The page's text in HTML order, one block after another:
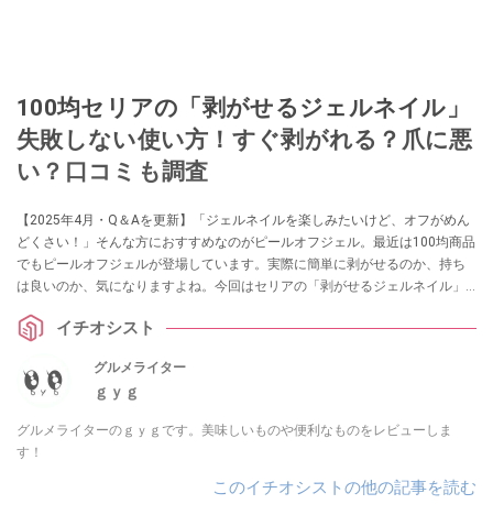
100均セリアの「剥がせるジェルネイル」
失敗しない使い方！すぐ剥がれる？爪に悪
い？口コミも調査
【2025年4月・Q＆Aを更新】「ジェルネイルを楽しみたいけど、オフがめん
どくさい！」そんな方におすすめなのがピールオフジェル。最近は100均商品
でもピールオフジェルが登場しています。実際に簡単に剥がせるのか、持ち
は良いのか、気になりますよね。今回はセリアの「剥がせるジェルネイル」
てください。イチオシスト
グルメライター
ｇｙｇ
グルメライターのｇｙｇです。美味しいものや便利なものをレビューしま
す！
このイチオシストの他の記事を読む